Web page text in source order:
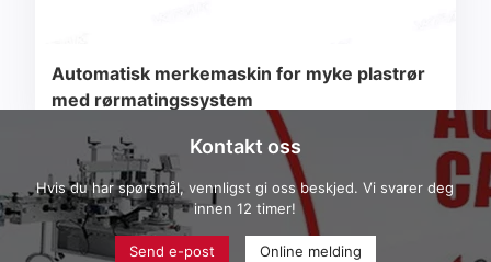
Automatisk merkemaskin for myke plastrør
med rørmatingssystem
Kontakt oss
Hvis du har spørsmål, vennligst gi oss beskjed. Vi svarer deg
innen 12 timer!
Send e-post Online melding